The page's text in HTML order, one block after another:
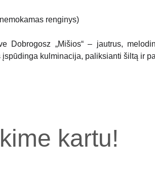
renginys)
Dobrogosz „Mišios“ – jautrus,
kulminacija, paliksianti šiltą ir
kartu!